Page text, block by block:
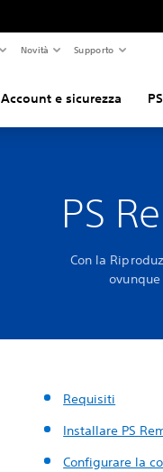
Novità Supporto
Account e sicurezza
PS
Con la
Requisiti
Installare PS
Configurare la